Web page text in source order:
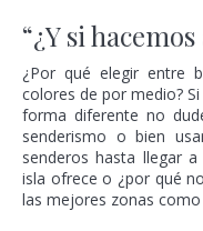
“¿Y si
¿Por qué elegir entre
colores de por medio? Si
forma diferente no
senderismo o bien
senderos hasta llegar
isla ofrece o ¿por qué
las mejores zonas como